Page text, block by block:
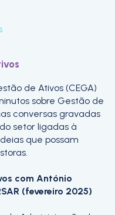
de Ativos (CEGA)
sobre Gestão de
conversas gravadas
setor ligadas à
que possam
com António
(fevereiro 2025)